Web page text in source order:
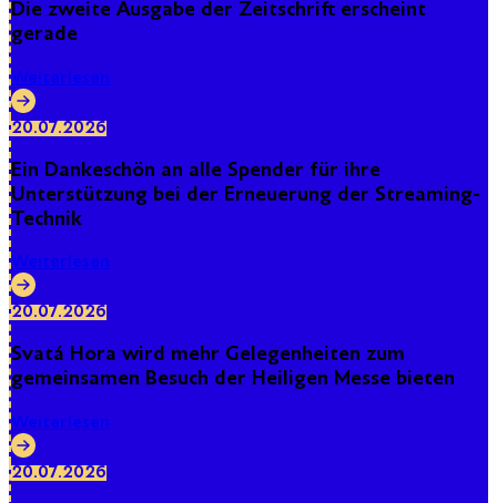
Die zweite Ausgabe der Zeitschrift erscheint
gerade
Weiterlesen
20.07.2026
Ein Dankeschön an alle Spender für ihre
Unterstützung bei der Erneuerung der Streaming-
Technik
Weiterlesen
20.07.2026
Svatá Hora wird mehr Gelegenheiten zum
gemeinsamen Besuch der Heiligen Messe bieten
Weiterlesen
20.07.2026